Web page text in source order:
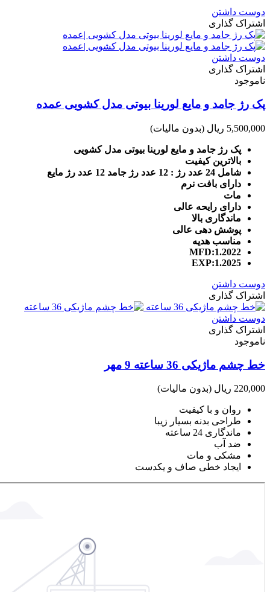
دوست داشتن
اشتراک گذاری
دوست داشتن
اشتراک گذاری
ناموجود
پک رژ جامد و مایع لورینا بیوتی مدل کشویی عمده
5,500,000 ریال (بدون مالیات)
پک رژ جامد و مایع لورینا بیوتی مدل کشویی
بالاترین کیفیت
شامل 24 عدد رژ : 12 عدد رژ جامد 12 عدد رژ مایع
دارای بافت نرم
مات
دارای رایحه عالی
ماندگاری بالا
پوشش دهی عالی
مناسب هدیه
MFD:1.2022
EXP:1.2025
دوست داشتن
اشتراک گذاری
دوست داشتن
اشتراک گذاری
ناموجود
خط چشم ماژیکی 36 ساعته 9 مهر
220,000 ریال (بدون مالیات)
روان و با کیفیت
طراحی بدنه بسیار زیبا
ماندگاری 24 ساعته
ضد آب
مشکی و مات
ایجاد خطی صاف و یکدست